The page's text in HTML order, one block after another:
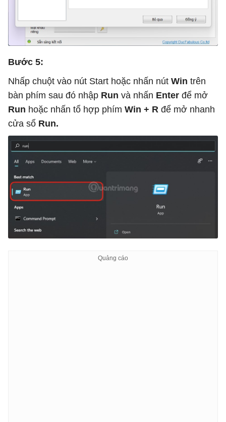
Bước 5:
Nhấp chuột vào nút Start hoặc nhấn nút Win trên
bàn phím sau đó nhập Run và nhấn Enter để mở
Run hoặc nhấn tổ hợp phím Win + R để mở nhanh
cửa sổ Run.